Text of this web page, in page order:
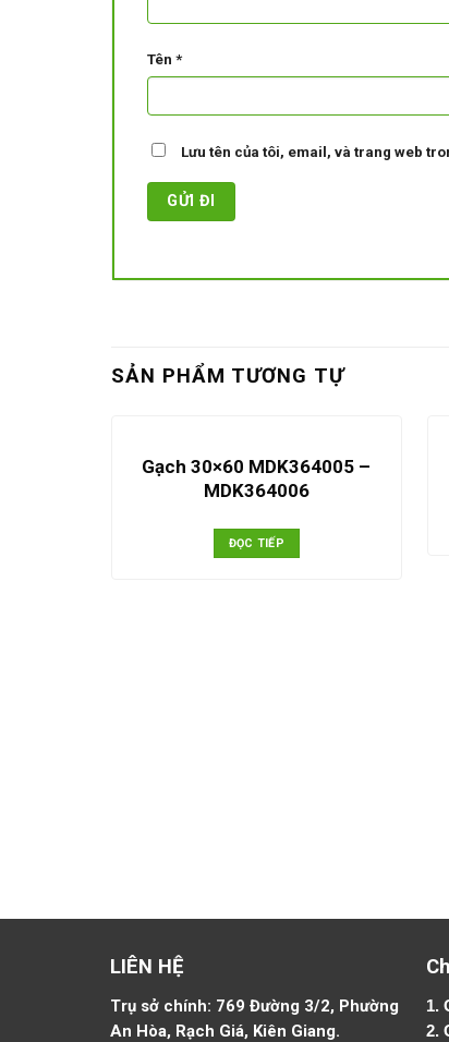
Tên *
Lưu tên của tôi, email, và trang web
SẢN PHẨM TƯƠNG TỰ
Gạch 30×60 MDK364005 –
MDK364006
ĐỌC TIẾP
LIÊN HỆ
Trụ sở chính: 769 Đường 3/2, Phường
An Hòa, Rạch Giá, Kiên Giang.
1.
2.